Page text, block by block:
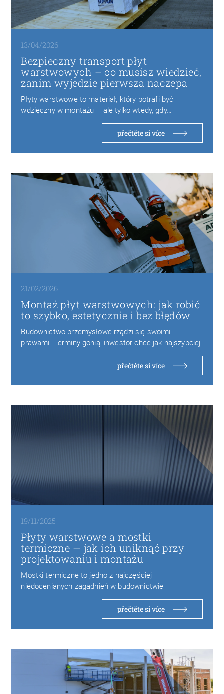
13/04/2026
Bezpieczny transport płyt
warstwowych – co musisz wiedzieć,
zanim wyjedzie pierwsza naczepa
Płyty warstwowe to materiał, który potrafi być
wdzięczny w montażu – ale tylko wtedy, gdy…
přečtěte si více
21/02/2026
Montaż płyt warstwowych: jak robić
to szybko, estetycznie i bez błędów
Budownictwo przemysłowe rządzi się swoimi
prawami. Terminy gonią, inwestor chce jak najszybciej
přečtěte si více
19/11/2025
Płyty warstwowe a mostki
termiczne — jak ich uniknąć przy
projektowaniu i montażu
Mostki termiczne to jedno z najczęściej
niedocenianych zagadnień w budownictwie
przemysłowym. Choć nowoczesne płyty warstwowe…
přečtěte si více